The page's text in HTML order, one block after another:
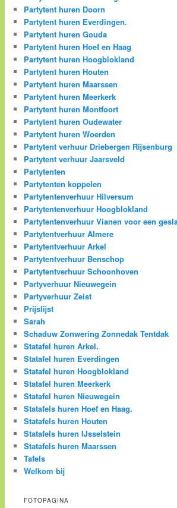
Partytent huren Doorn
Partytent huren Everdingen.
Partytent huren Gouda
Partytent huren Hoef en Haag
Partytent huren Hoogblokland
Partytent huren Houten
Partytent huren Maarssen
Partytent huren Meerkerk
Partytent huren Montfoort
Partytent huren Oudewater
Partytent huren Woerden
Partytent verhuur Driebergen Rijsenburg
Partytent verhuur Jaarsveld
Partytenten
Partytenten koppelen
Partytentenverhuur Hilversum
Partytentenverhuur Hoogblokland
Partytentenverhuur Vianen voor een
Partytentverhuur Almere
Partytentverhuur Arkel
Partytentverhuur Benschop
Partytentverhuur Schoonhoven
Partyverhuur Nieuwegein
Partyverhuur Zeist
Prijslijst
Sarah
Schaduw Zonwering Zonnedak Tentdak
Statafel huren Arkel.
Statafel huren Everdingen
Statafel huren Hoogblokland
Statafel huren Meerkerk
Statafel huren Nieuwegein
Statafels huren Hoef en Haag.
Statafels huren Houten
Statafels huren IJsselstein
Statafels huren Maarssen
Tafels
Welkom bij
FOTOPAGINA